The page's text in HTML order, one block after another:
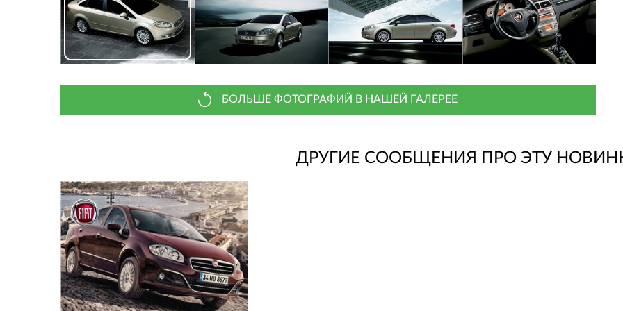
БОЛЬШЕ ФОТОГРАФИЙ В НАШЕЙ ГАЛЕРЕЕ
ДРУГИЕ СООБЩЕНИЯ ПРО ЭТУ